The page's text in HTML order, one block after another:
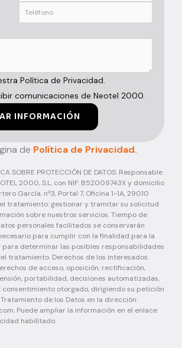
Política de Privacidad.
comunicaciones de Neotel 2000.
INFORMACIÓN
de Política de Privacidad.
SOBRE PROTECCIÓN DE DATOS: Responsable
2000, S.L, con NIF: B52009743X y domicilio
García, nº3, Portal 7, Oficina 1-1A, 29010
tratamiento: gestionar y tramitar su solicitud
sobre nuestros servicios. Tiempo de
personales facilitados se conservarán
para cumplir con la finalidad para la
para determinar las posibles responsabilidades
tratamiento. Derechos de los interesados:
de acceso, oposición, rectificación,
portabilidad, decisiones automatizadas,
consentimiento otorgado, dirigiendo su petición
de los Datos en la dirección:
. Puede ampliar la información en el enlace
habilitado.